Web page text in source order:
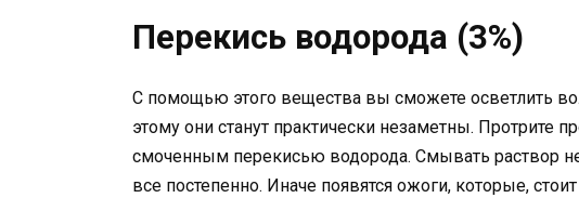
Перекись водорода (3%)
С помощью этого вещества вы сможете осветлить
этому они станут практически незаметны. Протрите
смоченным перекисью водорода. Смывать раствор
все постепенно. Иначе появятся ожоги, которые,